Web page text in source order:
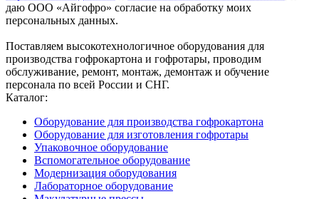
даю ООО «Айгофро» согласие на обработку моих
персональных данных.
Поставляем высокотехнологичное оборудования для
производства гофрокартона и гофротары, проводим
обслуживание, ремонт, монтаж, демонтаж и обучение
персонала по всей России и СНГ.
Каталог:
Оборудование для производства гофрокартона
Оборудование для изготовления гофротары
Упаковочное оборудование
Вспомогательное оборудование
Модернизация оборудования
Лабораторное оборудование